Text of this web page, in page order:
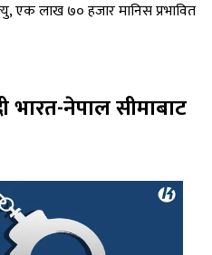
भारत-नेपाल सीमाबाट